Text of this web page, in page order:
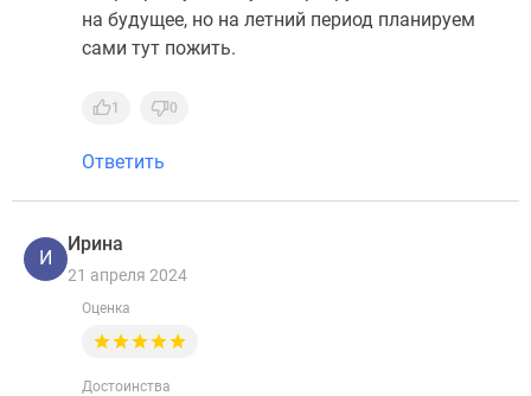
на будущее, но на летний период планируем
сами тут пожить.
1 0
Ответить
И
Ирина
21 апреля 2024
Оценка
Достоинства